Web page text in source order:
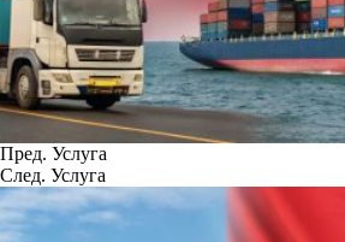
Пред. Услуга
След. Услуга